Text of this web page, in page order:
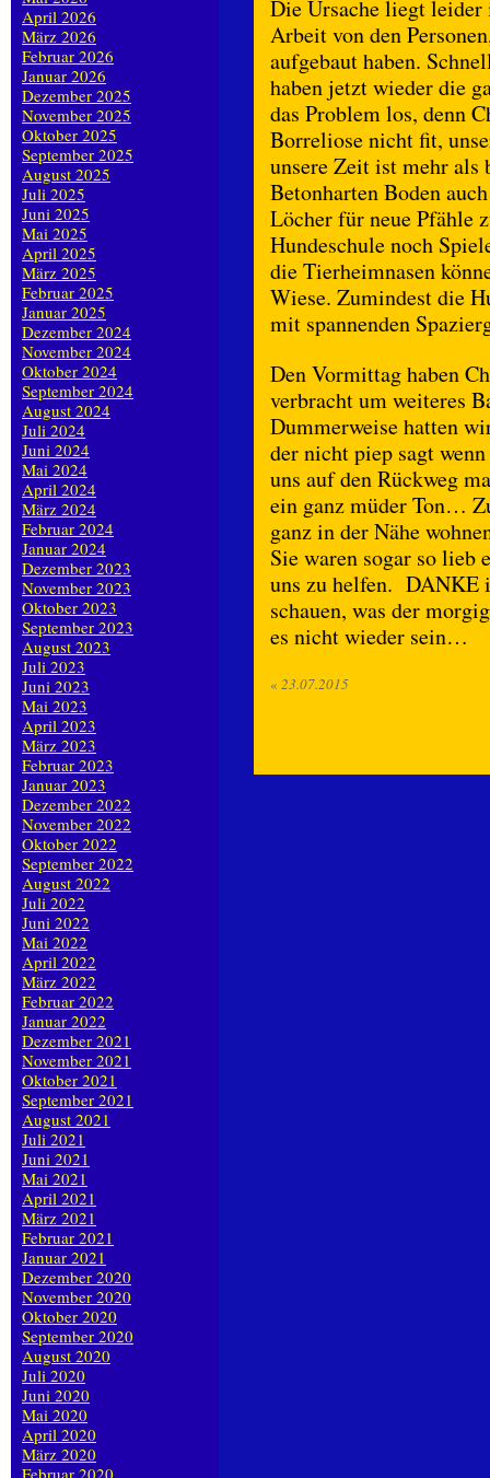
Die Ursache liegt leider
Arbeit von den
aufgebaut haben.
haben jetzt wieder die
das Problem los, denn
Borreliose nicht fit,
unsere Zeit ist mehr
Betonharten Boden
Löcher für neue Pfähle
Hundeschule noch
die Tierheimnasen
Wiese. Zumindest die
mit spannenden
Den Vormittag haben
verbracht um weiteres
Dummerweise hatten
der nicht piep sagt
uns auf den Rückweg
ein ganz müder Ton…
ganz in der Nähe
Sie waren sogar so lieb
uns zu helfen. DANKE
schauen, was der
es nicht wieder sein…
« 23.07.2015
April 2026
März 2026
Februar 2026
Januar 2026
Dezember 2025
November 2025
Oktober 2025
September 2025
August 2025
Juli 2025
Juni 2025
Mai 2025
April 2025
März 2025
Februar 2025
Januar 2025
Dezember 2024
November 2024
Oktober 2024
September 2024
August 2024
Juli 2024
Juni 2024
Mai 2024
April 2024
März 2024
Februar 2024
Januar 2024
Dezember 2023
November 2023
Oktober 2023
September 2023
August 2023
Juli 2023
Juni 2023
Mai 2023
April 2023
März 2023
Februar 2023
Januar 2023
Dezember 2022
November 2022
Oktober 2022
September 2022
August 2022
Juli 2022
Juni 2022
Mai 2022
April 2022
März 2022
Februar 2022
Januar 2022
Dezember 2021
November 2021
Oktober 2021
September 2021
August 2021
Juli 2021
Juni 2021
Mai 2021
April 2021
März 2021
Februar 2021
Januar 2021
Dezember 2020
November 2020
Oktober 2020
September 2020
August 2020
Juli 2020
Juni 2020
Mai 2020
April 2020
März 2020
Februar 2020